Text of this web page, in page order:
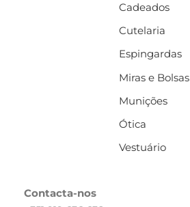
Cadeados
Cutelaria
Espingardas
Miras e Bolsas
Munições
Ótica
Vestuário
Contacta-nos